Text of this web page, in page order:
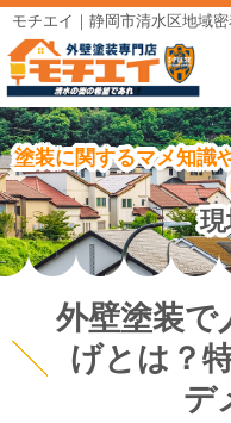
モチエイ｜静岡市清水区地域
塗装に関するマメ知識
外壁塗装で
げとは？
デ